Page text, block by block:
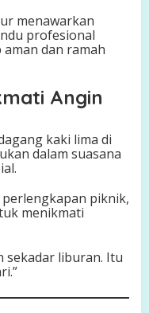
menawarkan
profesional
dan ramah
Angin
kaki lima di
dalam suasana
piknik,
menikmati
sekadar liburan. Itu